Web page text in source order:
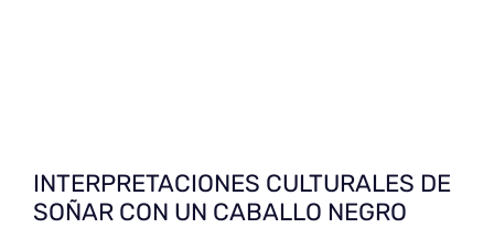
INTERPRETACIONES CULTURALES DE
SOÑAR CON UN CABALLO NEGRO